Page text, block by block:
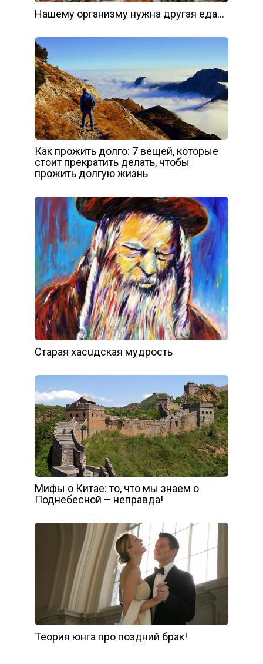
Нашему организму нужна другая еда…
Как прожить долго: 7 вещей, которые
стоит прекратить делать, чтобы
прожить долгую жизнь
Стapaя xacuдcкaя мyдpocть
Мифы о Китае: то, что мы знаем о
Поднебесной – неправда!
Теория юнга про поздний брак!